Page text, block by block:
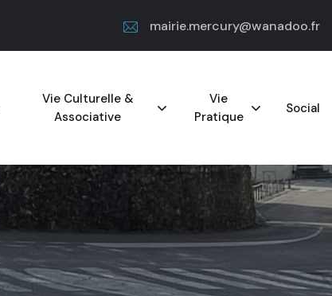
mairie.mercury@wanadoo.fr
Vie Culturelle &
Associative
Vie
Pratique
Social